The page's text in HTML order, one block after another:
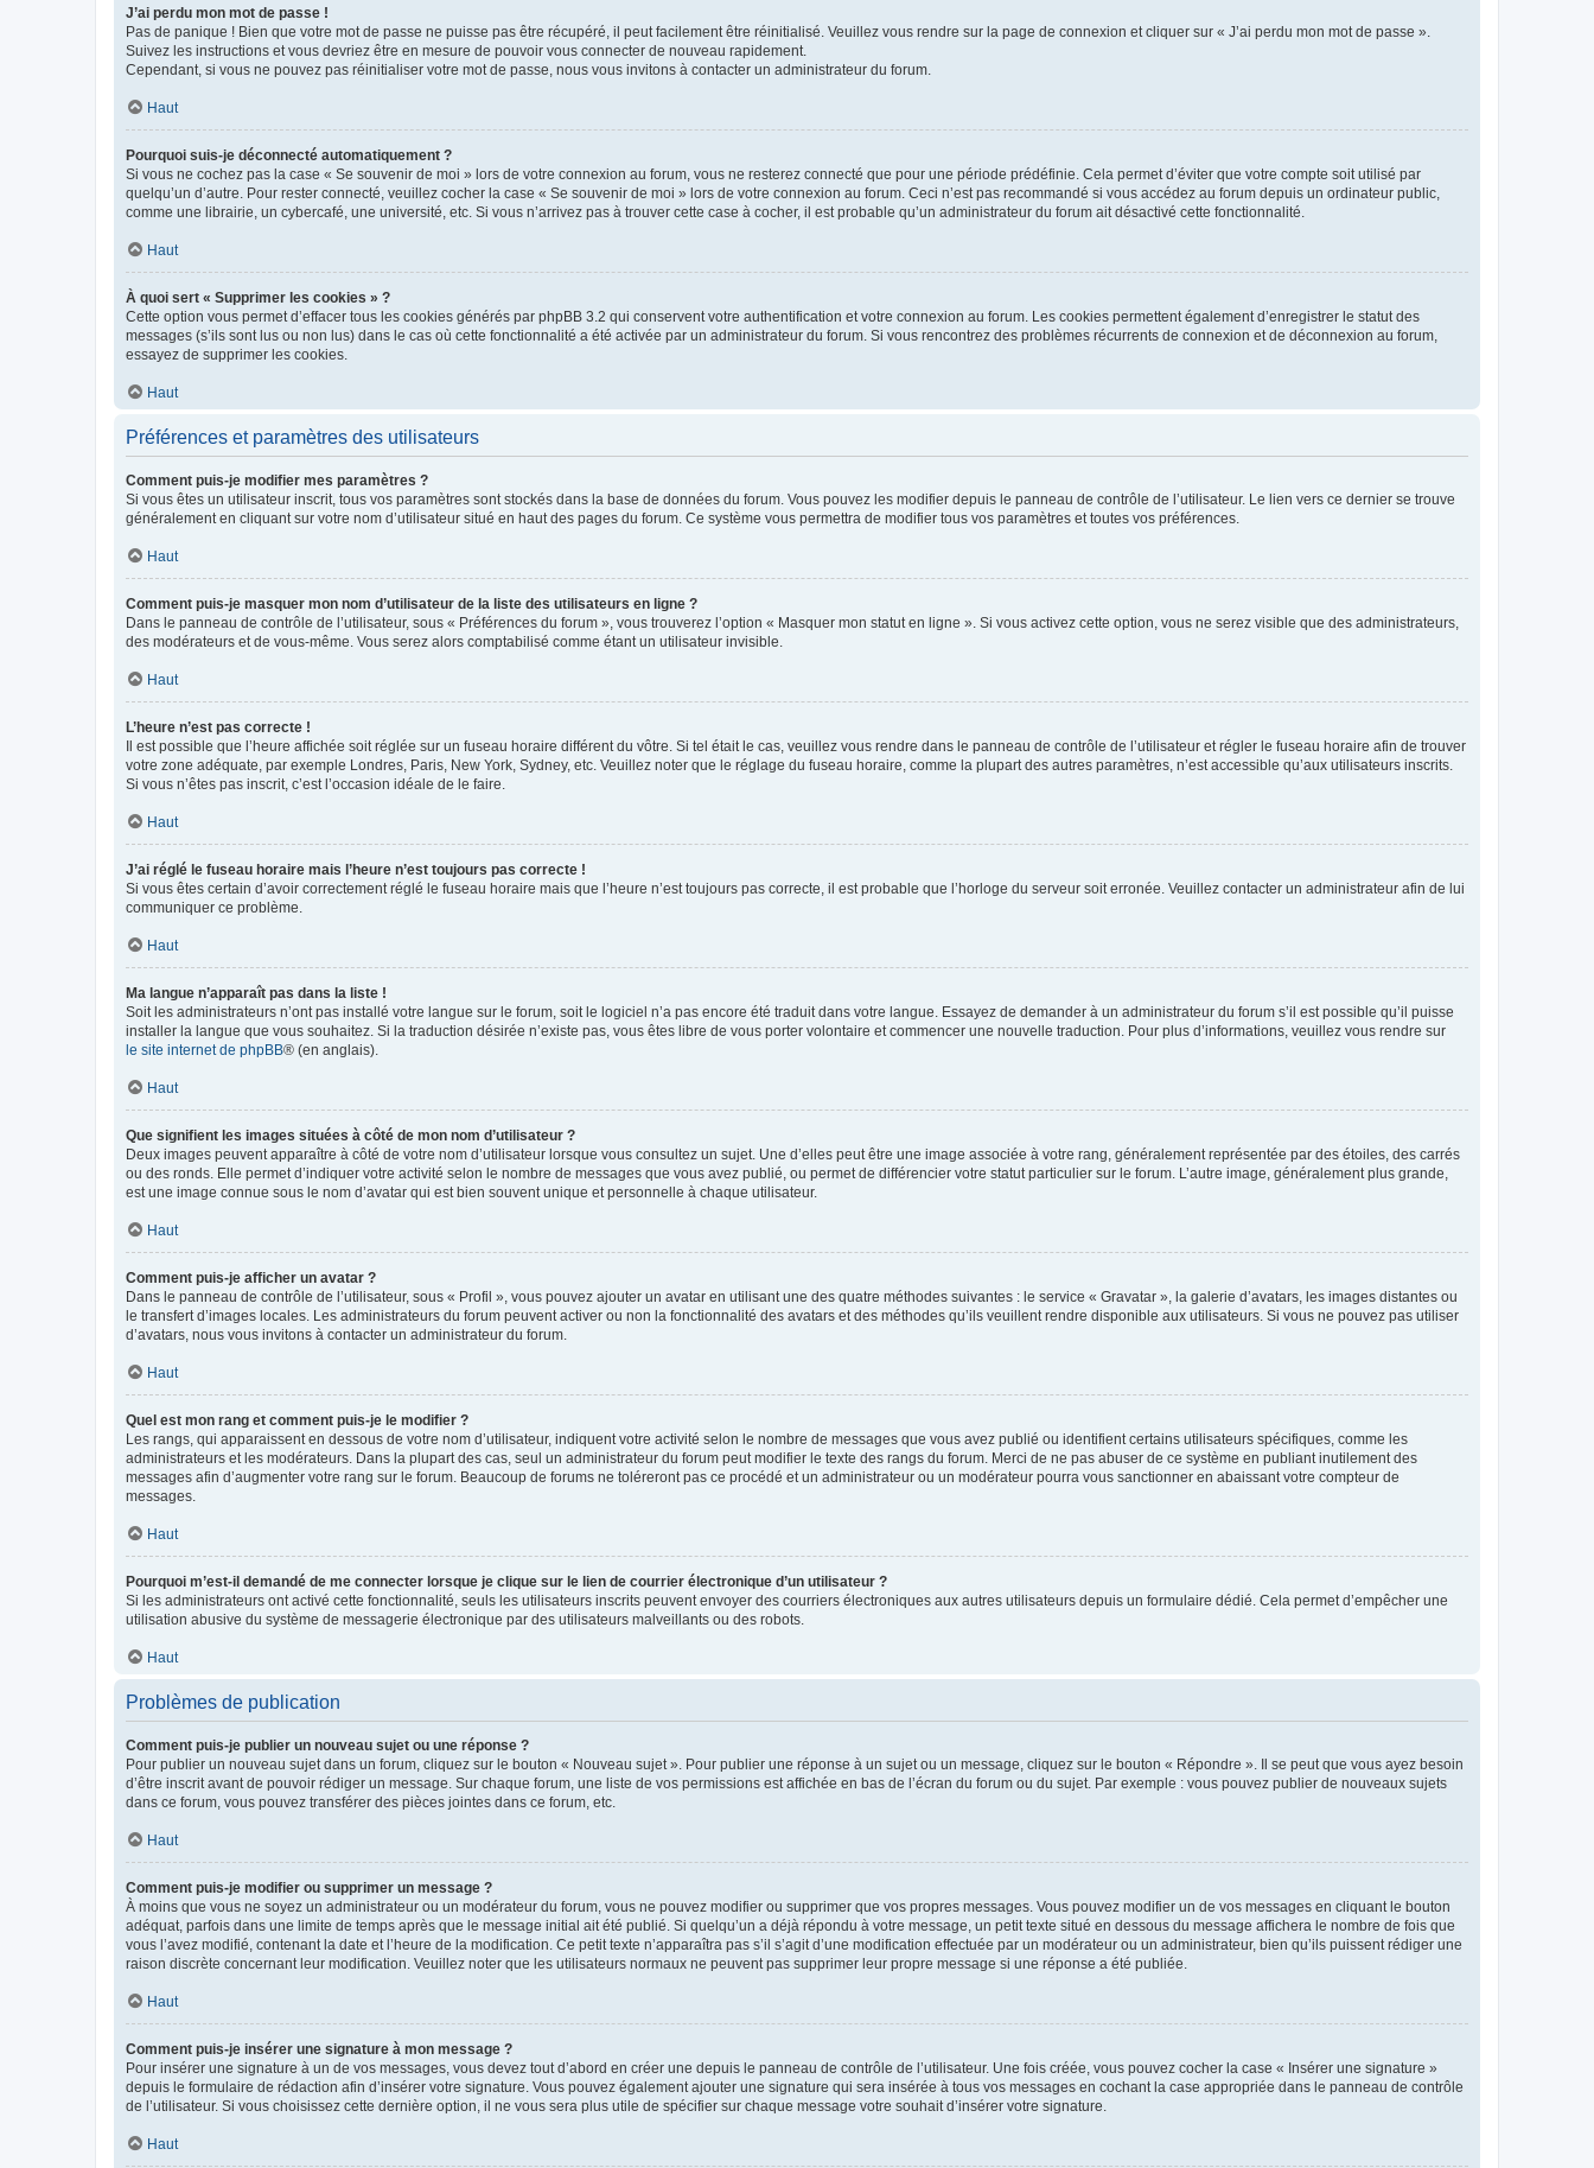
J’ai perdu mon mot de passe !
Pas de panique ! Bien que votre mot de passe ne puisse pas être récupéré, il peut facilement être réinitialisé. Veuillez vous rendre sur la page de connexion et cliquer sur « J’ai perdu mon mot de passe ».
Suivez les instructions et vous devriez être en mesure de pouvoir vous connecter de nouveau rapidement.
Cependant, si vous ne pouvez pas réinitialiser votre mot de passe, nous vous invitons à contacter un administrateur du forum.
Haut
Pourquoi suis-je déconnecté automatiquement ?
Si vous ne cochez pas la case « Se souvenir de moi » lors de votre connexion au forum, vous ne resterez connecté que pour une période prédéfinie. Cela permet d’éviter que votre compte soit utilisé par
quelqu’un d’autre. Pour rester connecté, veuillez cocher la case « Se souvenir de moi » lors de votre connexion au forum. Ceci n’est pas recommandé si vous accédez au forum depuis un ordinateur public,
comme une librairie, un cybercafé, une université, etc. Si vous n’arrivez pas à trouver cette case à cocher, il est probable qu’un administrateur du forum ait désactivé cette fonctionnalité.
Haut
À quoi sert « Supprimer les cookies » ?
Cette option vous permet d’effacer tous les cookies générés par phpBB 3.2 qui conservent votre authentification et votre connexion au forum. Les cookies permettent également d’enregistrer le statut des
messages (s’ils sont lus ou non lus) dans le cas où cette fonctionnalité a été activée par un administrateur du forum. Si vous rencontrez des problèmes récurrents de connexion et de déconnexion au forum,
essayez de supprimer les cookies.
Haut
Préférences et paramètres des utilisateurs
Comment puis-je modifier mes paramètres ?
Si vous êtes un utilisateur inscrit, tous vos paramètres sont stockés dans la base de données du forum. Vous pouvez les modifier depuis le panneau de contrôle de l’utilisateur. Le lien vers ce dernier se trouve
généralement en cliquant sur votre nom d’utilisateur situé en haut des pages du forum. Ce système vous permettra de modifier tous vos paramètres et toutes vos préférences.
Haut
Comment puis-je masquer mon nom d’utilisateur de la liste des utilisateurs en ligne ?
Dans le panneau de contrôle de l’utilisateur, sous « Préférences du forum », vous trouverez l’option « Masquer mon statut en ligne ». Si vous activez cette option, vous ne serez visible que des administrateurs,
des modérateurs et de vous-même. Vous serez alors comptabilisé comme étant un utilisateur invisible.
Haut
L’heure n’est pas correcte !
Il est possible que l’heure affichée soit réglée sur un fuseau horaire différent du vôtre. Si tel était le cas, veuillez vous rendre dans le panneau de contrôle de l’utilisateur et régler le fuseau horaire afin de trouver
votre zone adéquate, par exemple Londres, Paris, New York, Sydney, etc. Veuillez noter que le réglage du fuseau horaire, comme la plupart des autres paramètres, n’est accessible qu’aux utilisateurs inscrits.
Si vous n’êtes pas inscrit, c’est l’occasion idéale de le faire.
Haut
J’ai réglé le fuseau horaire mais l’heure n’est toujours pas correcte !
Si vous êtes certain d’avoir correctement réglé le fuseau horaire mais que l’heure n’est toujours pas correcte, il est probable que l’horloge du serveur soit erronée. Veuillez contacter un administrateur afin de lui
communiquer ce problème.
Haut
Ma langue n’apparaît pas dans la liste !
Soit les administrateurs n’ont pas installé votre langue sur le forum, soit le logiciel n’a pas encore été traduit dans votre langue. Essayez de demander à un administrateur du forum s’il est possible qu’il puisse
installer la langue que vous souhaitez. Si la traduction désirée n’existe pas, vous êtes libre de vous porter volontaire et commencer une nouvelle traduction. Pour plus d’informations, veuillez vous rendre sur
le site internet de phpBB® (en anglais).
Haut
Que signifient les images situées à côté de mon nom d’utilisateur ?
Deux images peuvent apparaître à côté de votre nom d’utilisateur lorsque vous consultez un sujet. Une d’elles peut être une image associée à votre rang, généralement représentée par des étoiles, des carrés
ou des ronds. Elle permet d’indiquer votre activité selon le nombre de messages que vous avez publié, ou permet de différencier votre statut particulier sur le forum. L’autre image, généralement plus grande,
est une image connue sous le nom d’avatar qui est bien souvent unique et personnelle à chaque utilisateur.
Haut
Comment puis-je afficher un avatar ?
Dans le panneau de contrôle de l’utilisateur, sous « Profil », vous pouvez ajouter un avatar en utilisant une des quatre méthodes suivantes : le service « Gravatar », la galerie d’avatars, les images distantes ou
le transfert d’images locales. Les administrateurs du forum peuvent activer ou non la fonctionnalité des avatars et des méthodes qu’ils veuillent rendre disponible aux utilisateurs. Si vous ne pouvez pas utiliser
d’avatars, nous vous invitons à contacter un administrateur du forum.
Haut
Quel est mon rang et comment puis-je le modifier ?
Les rangs, qui apparaissent en dessous de votre nom d’utilisateur, indiquent votre activité selon le nombre de messages que vous avez publié ou identifient certains utilisateurs spécifiques, comme les
administrateurs et les modérateurs. Dans la plupart des cas, seul un administrateur du forum peut modifier le texte des rangs du forum. Merci de ne pas abuser de ce système en publiant inutilement des
messages afin d’augmenter votre rang sur le forum. Beaucoup de forums ne toléreront pas ce procédé et un administrateur ou un modérateur pourra vous sanctionner en abaissant votre compteur de
messages.
Haut
Pourquoi m’est-il demandé de me connecter lorsque je clique sur le lien de courrier électronique d’un utilisateur ?
Si les administrateurs ont activé cette fonctionnalité, seuls les utilisateurs inscrits peuvent envoyer des courriers électroniques aux autres utilisateurs depuis un formulaire dédié. Cela permet d’empêcher une
utilisation abusive du système de messagerie électronique par des utilisateurs malveillants ou des robots.
Haut
Problèmes de publication
Comment puis-je publier un nouveau sujet ou une réponse ?
Pour publier un nouveau sujet dans un forum, cliquez sur le bouton « Nouveau sujet ». Pour publier une réponse à un sujet ou un message, cliquez sur le bouton « Répondre ». Il se peut que vous ayez besoin
d’être inscrit avant de pouvoir rédiger un message. Sur chaque forum, une liste de vos permissions est affichée en bas de l’écran du forum ou du sujet. Par exemple : vous pouvez publier de nouveaux sujets
dans ce forum, vous pouvez transférer des pièces jointes dans ce forum, etc.
Haut
Comment puis-je modifier ou supprimer un message ?
À moins que vous ne soyez un administrateur ou un modérateur du forum, vous ne pouvez modifier ou supprimer que vos propres messages. Vous pouvez modifier un de vos messages en cliquant le bouton
adéquat, parfois dans une limite de temps après que le message initial ait été publié. Si quelqu’un a déjà répondu à votre message, un petit texte situé en dessous du message affichera le nombre de fois que
vous l’avez modifié, contenant la date et l’heure de la modification. Ce petit texte n’apparaîtra pas s’il s’agit d’une modification effectuée par un modérateur ou un administrateur, bien qu’ils puissent rédiger une
raison discrète concernant leur modification. Veuillez noter que les utilisateurs normaux ne peuvent pas supprimer leur propre message si une réponse a été publiée.
Haut
Comment puis-je insérer une signature à mon message ?
Pour insérer une signature à un de vos messages, vous devez tout d’abord en créer une depuis le panneau de contrôle de l’utilisateur. Une fois créée, vous pouvez cocher la case « Insérer une signature »
depuis le formulaire de rédaction afin d’insérer votre signature. Vous pouvez également ajouter une signature qui sera insérée à tous vos messages en cochant la case appropriée dans le panneau de contrôle
de l’utilisateur. Si vous choisissez cette dernière option, il ne vous sera plus utile de spécifier sur chaque message votre souhait d’insérer votre signature.
Haut